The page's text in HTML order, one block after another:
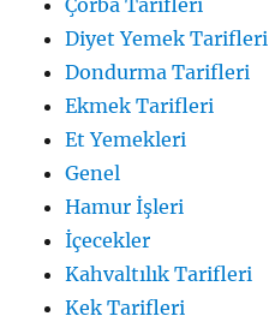
Çorba Tarifleri
Diyet Yemek Tarifleri
Dondurma Tarifleri
Ekmek Tarifleri
Et Yemekleri
Genel
Hamur İşleri
İçecekler
Kahvaltılık Tarifleri
Kek Tarifleri